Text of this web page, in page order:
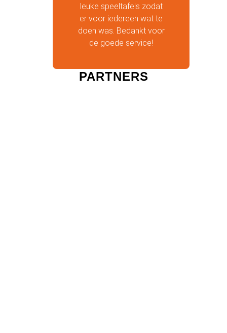
leuke speeltafels zodat
er voor iedereen wat te
doen was. Bedankt voor
de goede service!
PARTNERS